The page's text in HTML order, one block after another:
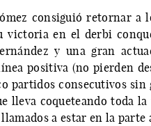
consiguió retornar a
victoria en el derbi
y una gran
positiva (no pierden
partidos consecutivos sin
lleva coqueteando toda
a estar en la parte